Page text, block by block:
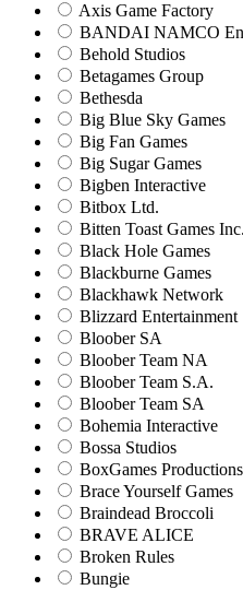
Axis Game Factory
BANDAI NAMCO
Behold Studios
Betagames Group
Bethesda
Big Blue Sky Games
Big Fan Games
Big Sugar Games
Bigben Interactive
Bitbox Ltd.
Bitten Toast Games Inc.
Black Hole Games
Blackburne Games
Blackhawk Network
Blizzard Entertainment
Bloober SA
Bloober Team NA
Bloober Team S.A.
Bloober Team SA
Bohemia Interactive
Bossa Studios
BoxGames Productions
Brace Yourself Games
Braindead Broccoli
BRAVE ALICE
Broken Rules
Bungie